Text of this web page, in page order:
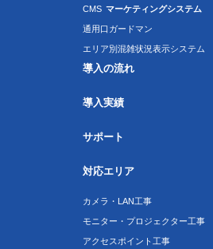
CMS マーケティングシステム
通用口ガードマン
エリア別混雑状況表示システム
導入の流れ
導入実績
サポート
対応エリア
カメラ・LAN工事
モニター・プロジェクター工事
アクセスポイント工事